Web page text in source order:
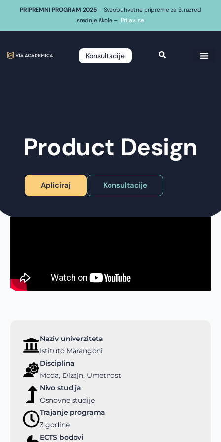
PRIPREMNI PROGRAM 2025 – Sveobuhvatne pripreme za 3. razred
srednje škole – Prijavi se
Konsultacije
Product Design
Apliciraj Konsultacije
Naziv univerziteta
Istituto Marangoni
Disciplina
Moda, Dizajn, Umetnost
Nivo studija
Osnovne studije
Trajanje programa
3 godine
ECTS bodovi